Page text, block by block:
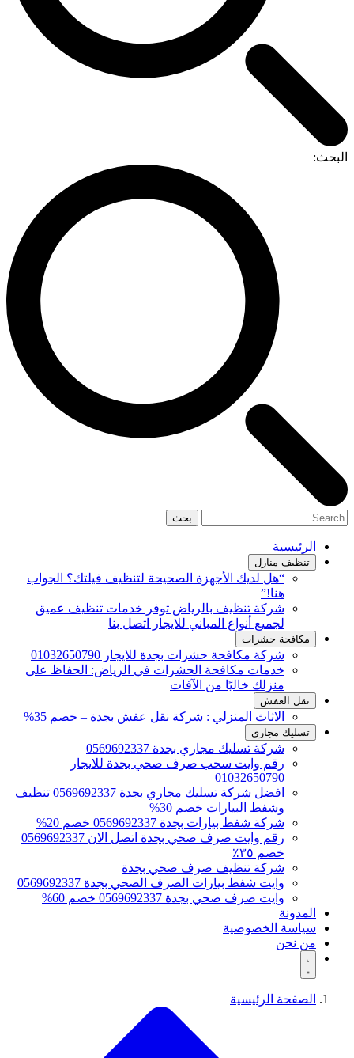
بحث
الرئيسية
تنظيف منازل
“هل لديك الأجهزة الصحيحة لتنظيف فيلتك؟ الجواب
هنا!”
شركة تنظيف بالرياض توفر خدمات تنظيف عميق
لجميع أنواع المباني للايجار اتصل بنا
مكافحة حشرات
شركة مكافحة حشرات بجدة للايجار 01032650790
خدمات مكافحة الحشرات في الرياض: الحفاظ على
منزلك خاليًا من الآفات
نقل العفش
الاثاث المنزلي : شركة نقل عفش بجدة – خصم 35%
تسليك مجاري
شركة تسليك مجاري بجدة 0569692337
رقم وايت سحب صرف صحي بجدة للايجار
01032650790
افضل شركة تسليك مجاري بجدة 0569692337 تنظيف
وشفط البيارات خصم 30%
شركة شفط بيارات بجدة 0569692337 خصم 20%
رقم وايت صرف صحي بجدة اتصل الان 0569692337
خصم ٣٥٪
شركة تنظيف صرف صحي بجدة
وايت شفط بيارات الصرف الصحي بجدة 0569692337
وايت صرف صحي بجدة 0569692337 خصم 60%
المدونة
سياسة الخصوصية
من نحن
الصفحة الرئيسية